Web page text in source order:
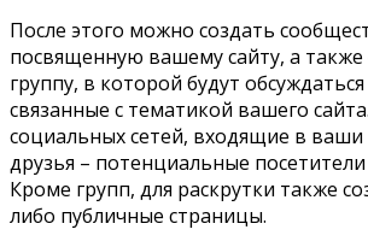
После этого можно создать
посвященную вашему сайту, а
группу, в которой будут
связанные с тематикой вашего
социальных сетей, входящие в ваши
друзья – потенциальные
Кроме групп, для раскрутки также
либо публичные страницы.